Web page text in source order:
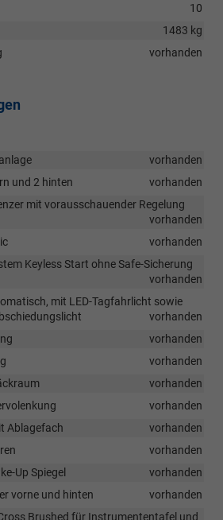
10
1483 kg
vorhanden
vorhanden
und 2 hinten
vorhanden
mit vorausschauender Regelung
vorhanden
vorhanden
Keyless Start ohne Safe-Sicherung
vorhanden
mit LED-Tagfahrlicht sowie
vorhanden
vorhanden
vorhanden
vorhanden
vorhanden
Ablagefach
vorhanden
vorhanden
Up Spiegel
vorhanden
vorne und hinten
vorhanden
Brushed für Instrumententafel und